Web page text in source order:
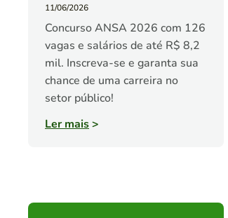
11/06/2026
Concurso ANSA 2026 com 126
vagas e salários de até R$ 8,2
mil. Inscreva-se e garanta sua
chance de uma carreira no
setor público!
Ler mais>